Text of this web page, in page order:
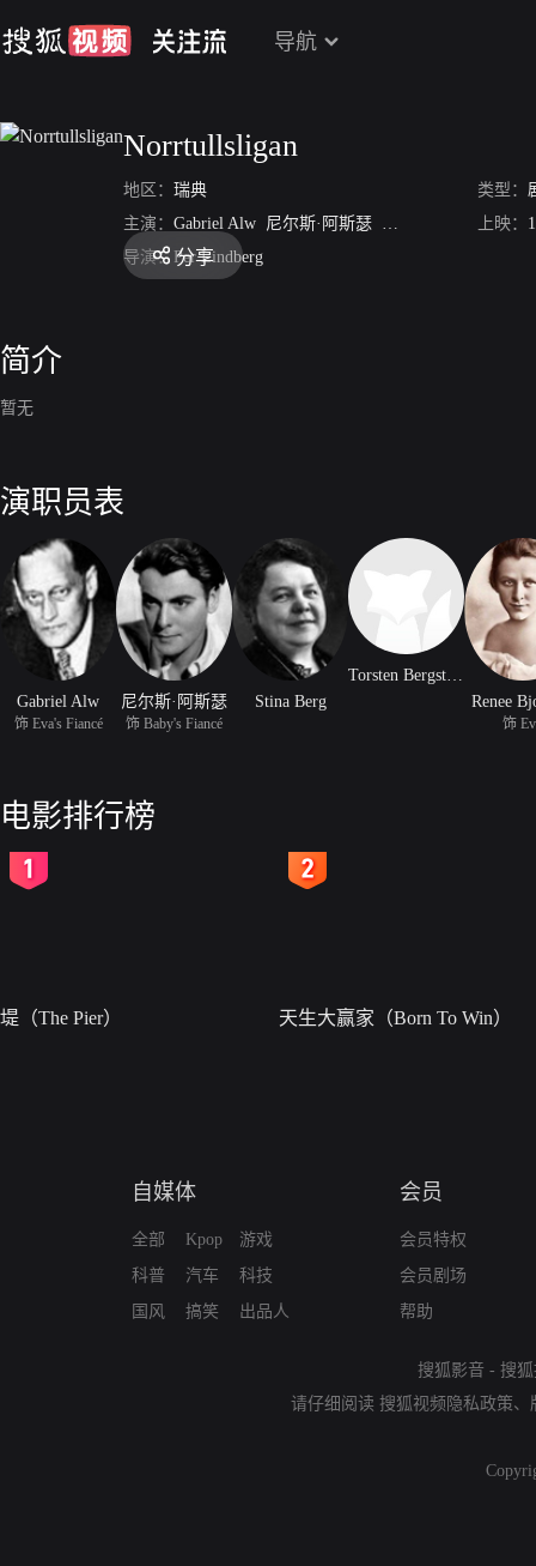
导航
Norrtullsligan
地区： 瑞典 类型：
主演： Gabriel Alw 尼尔斯·阿斯瑟 Stina Berg Torsten
上映：
导演： Per Lindberg
分享
简介
暂无
演职员表
Gabriel Alw
饰 Eva's Fiancé
尼尔斯·阿斯瑟
饰 Baby's Fiancé
Stina Berg
Torsten Bergstrom
Renee
饰
电影排行榜
堤（The Pier） 天生大赢家（Born To Win）
自媒体
全部
科普
国风
Kpop
汽车
搞笑
游戏
科技
出品人
会员
会员特权
会员剧场
帮助
搜狐影音 - 搜
请仔细阅读 搜狐视频隐私政策、